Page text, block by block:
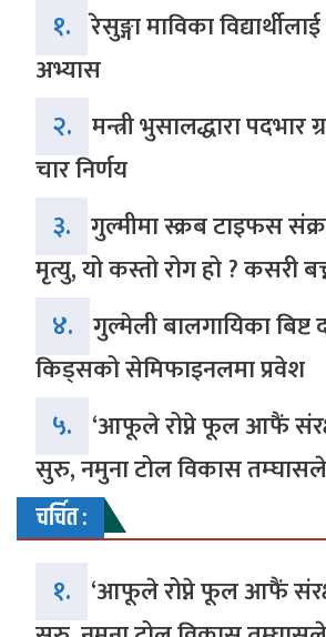
१. रेसुङ्गा माविका
अभ्यास
२. मन्त्री भुसालद्धारा पदभार
चार निर्णय
३. गुल्मीमा स्क्रब टाइफस
मृत्यु, यो कस्तो रोग हो ? कसरी
४. गुल्मेली बालगायिका
किड्सको सेमिफाइनलमा प्रवेश
५. ‘आफूले रोप्ने फूल आफैं
सुरु, नमुना टोल विकास
चर्चित :
१. ‘आफूले रोप्ने फूल आफैं